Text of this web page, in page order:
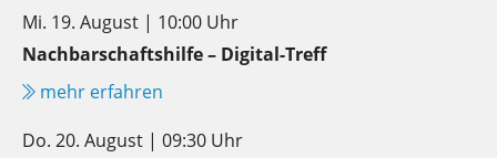
Mi. 19. August | 10:00 Uhr
Nachbarschaftshilfe – Digital-Treff
mehr erfahren
Do. 20. August | 09:30 Uhr